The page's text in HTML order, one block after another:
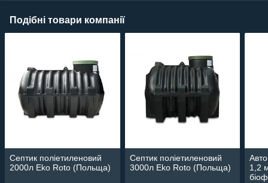
Подібні товари компанії
Септик поліетиленовий
2000л Eko Roto (Польща)
Септик поліетиленовий
3000л Eko Roto (Польща)
1,2